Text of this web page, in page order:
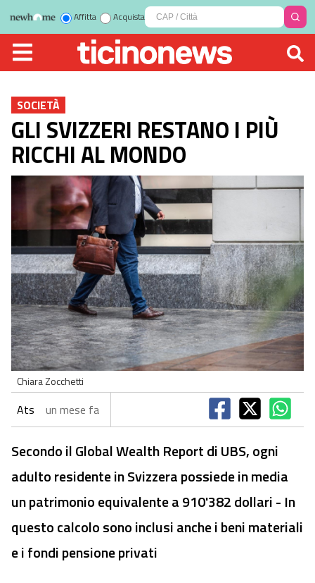
Affitta Acquista
SOCIETÀ
GLI SVIZZERI RESTANO I PIÙ
RICCHI AL MONDO
Chiara Zocchetti
Ats un mese fa
Secondo il Global Wealth Report di UBS, ogni
adulto residente in Svizzera possiede in media
un patrimonio equivalente a 910'382 dollari - In
questo calcolo sono inclusi anche i beni materiali
e i fondi pensione privati